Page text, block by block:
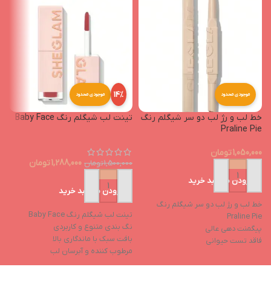
موجودی محدود
خط لب و رژ لب دو سر شیگلم رنگ
Praline Pie
1,050,000تومان
افزودن به سبد خرید
خط لب و رژ لب دو سر شیگلم رنگ
Praline Pie
پیگمنت دهی عالی
فاقد تست حیوانی
عدم چسبندگی و ماسیدگی
موجودی محدود 14%
تینت لب شیگلم رنگ Baby Face
1,500,000تومان 1,288,000تومان
افزودن به سبد خرید
تینت لب شیگلم رنگ Baby Face
نگ بندی متنوع و کاربردی
بافت سبک با ماندگاری بالا
مرطوب کننده و آبرسان لب
جلوه نهایی براق